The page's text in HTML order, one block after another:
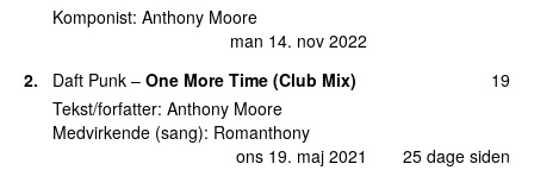
man 14. nov 2022
Komponist: Anthony Moore
2. Daft Punk – One More Time (Club Mix)
ons 19. maj 2021 25 dage siden
19
Tekst/forfatter: Anthony Moore
Medvirkende (sang): Romanthony